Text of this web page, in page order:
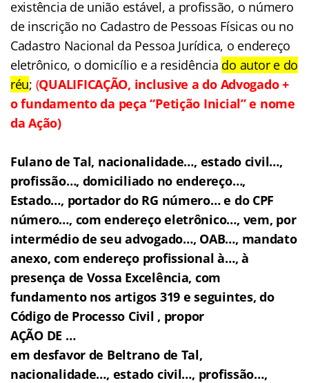
existência de união estável, a profissão, o número
de inscrição no Cadastro de Pessoas Físicas ou no
Cadastro Nacional da Pessoa Jurídica, o endereço
eletrônico, o domicílio e a residência do autor e do
réu; (QUALIFICAÇÃO, inclusive a do Advogado +
o fundamento da peça “Petição Inicial” e nome
da Ação)
Fulano de Tal, nacionalidade…, estado civil…,
profissão…, domiciliado no endereço…,
Estado…, portador do RG número… e do CPF
número…, com endereço eletrônico…, vem, por
intermédio de seu advogado…, OAB…, mandato
anexo, com endereço profissional à…, à
presença de Vossa Excelência, com
fundamento nos artigos 319 e seguintes, do
Código de Processo Civil , propor
AÇÃO DE …
em desfavor de Beltrano de Tal,
nacionalidade…, estado civil…, profissão…,